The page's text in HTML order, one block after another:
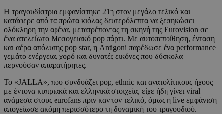
Η τραγουδίστρια εμφανίστηκε 21η στον μεγάλο τελικό και
κατάφερε από τα πρώτα κιόλας δευτερόλεπτα να ξεσηκώσει
ολόκληρη την αρένα, μετατρέποντας τη σκηνή της Eurovision σε
ένα ατελείωτο Μεσογειακό pop πάρτι. Με αυτοπεποίθηση, ένταση
και αέρα απόλυτης pop star, η Antigoni παρέδωσε ένα performance
γεμάτο ενέργεια, χορό και δυνατές εικόνες που δύσκολα
περνούσαν απαρατήρητες.
Το «JALLA», που συνδυάζει pop, ethnic και ανατολίτικους ήχους
με έντονα κυπριακά και ελληνικά στοιχεία, είχε ήδη γίνει viral
ανάμεσα στους eurofans πριν καν τον τελικό, όμως η live εμφάνιση
απογείωσε ακόμη περισσότερο τη δυναμική του τραγουδιού.